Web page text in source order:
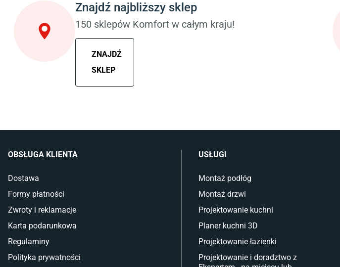
Kinkiety do sypialni
Szafy dla dzieci
Łóżka dla dziecka (młodzieżowe)
Lampy w stylu młodzieżowym
Znajdź najbliższy sklep
150 sklepów Komfort w całym kraju!
ZNAJDŹ
SKLEP
OBSŁUGA KLIENTA
Dostawa
Formy płatności
Zwroty i reklamacje
Karta podarunkowa
Regulaminy
Polityka prywatności
USŁUGI
Montaż podłóg
Montaż drzwi
Projektowanie kuchni
Planer kuchni 3D
Projektowanie łazienki
Projektowanie i doradztwo z